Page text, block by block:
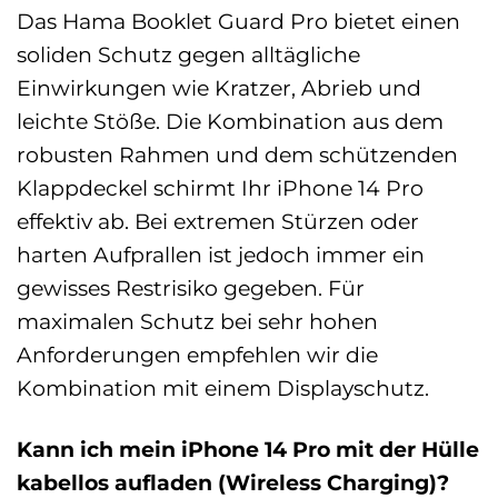
Das Hama Booklet Guard Pro bietet einen
soliden Schutz gegen alltägliche
Einwirkungen wie Kratzer, Abrieb und
leichte Stöße. Die Kombination aus dem
robusten Rahmen und dem schützenden
Klappdeckel schirmt Ihr iPhone 14 Pro
effektiv ab. Bei extremen Stürzen oder
harten Aufprallen ist jedoch immer ein
gewisses Restrisiko gegeben. Für
maximalen Schutz bei sehr hohen
Anforderungen empfehlen wir die
Kombination mit einem Displayschutz.
Kann ich mein iPhone 14 Pro mit der Hülle
kabellos aufladen (Wireless Charging)?